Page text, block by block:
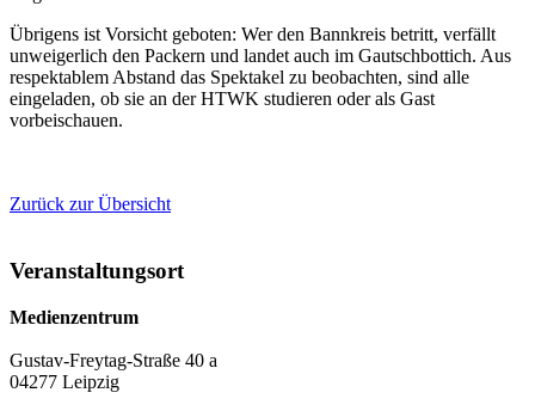
Übrigens ist Vorsicht geboten: Wer den Bannkreis betritt, verfällt
unweigerlich den Packern und landet auch im Gautschbottich. Aus
respektablem Abstand das Spektakel zu beobachten, sind alle
eingeladen, ob sie an der HTWK studieren oder als Gast
vorbeischauen.
Zurück zur Übersicht
Veranstaltungsort
Medienzentrum
Gustav-Freytag-Straße 40 a
04277 Leipzig